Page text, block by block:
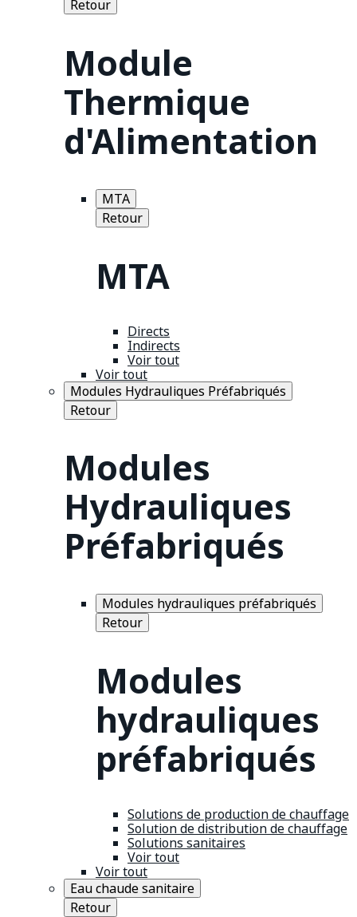
Retour
Module
Thermique
d'Alimentation
MTA
Retour
MTA
Directs
Indirects
Voir tout
Voir tout
Modules Hydrauliques Préfabriqués
Retour
Modules
Hydrauliques
Préfabriqués
Modules hydrauliques préfabriqués
Retour
Modules
hydrauliques
préfabriqués
Solutions de production de chauffage
Solution de distribution de chauffage
Solutions sanitaires
Voir tout
Voir tout
Eau chaude sanitaire
Retour